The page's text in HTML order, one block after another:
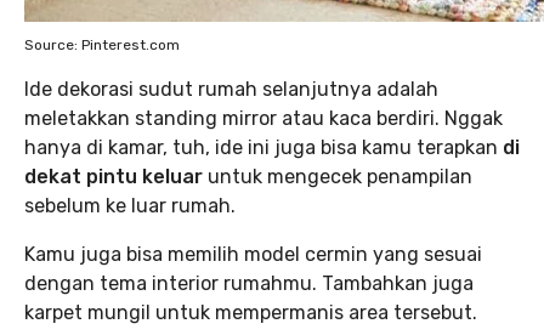
Source: Pinterest.com
Ide dekorasi sudut rumah selanjutnya adalah
meletakkan standing mirror atau kaca berdiri. Nggak
hanya di kamar, tuh, ide ini juga bisa kamu terapkan di
dekat pintu keluar untuk mengecek penampilan
sebelum ke luar rumah.
Kamu juga bisa memilih model cermin yang sesuai
dengan tema interior rumahmu. Tambahkan juga
karpet mungil untuk mempermanis area tersebut.